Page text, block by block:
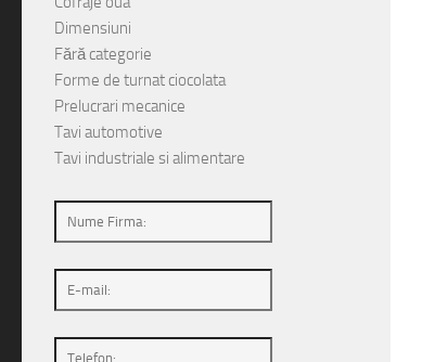
Dimensiuni
Fără categorie
Forme de turnat ciocolata
Prelucrari mecanice
Tavi automotive
Tavi industriale si alimentare